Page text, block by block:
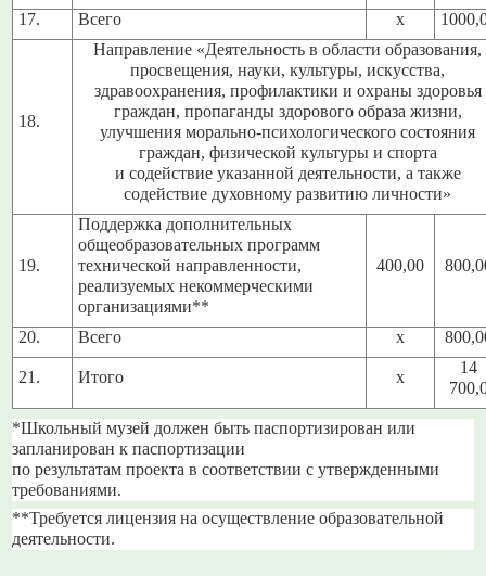
17. Всего х
18.
Направление «Деятельность в области образования,
просвещения, науки, культуры, искусства,
здравоохранения, профилактики и охраны здоровья
граждан, пропаганды здорового образа жизни,
улучшения морально-психологического состояния
граждан, физической культуры и спорта
и содействие указанной деятельности, а также
содействие духовному развитию личности»
19.
Поддержка дополнительных
общеобразовательных программ
технической направленности,
реализуемых некоммерческими
организациями**
400,00
20. Всего х
21. Итого х
14
*Школьный музей должен быть паспортизирован или
запланирован к паспортизации
по результатам проекта в соответствии с утвержденными
требованиями.
**Требуется лицензия на осуществление образовательной
деятельности.